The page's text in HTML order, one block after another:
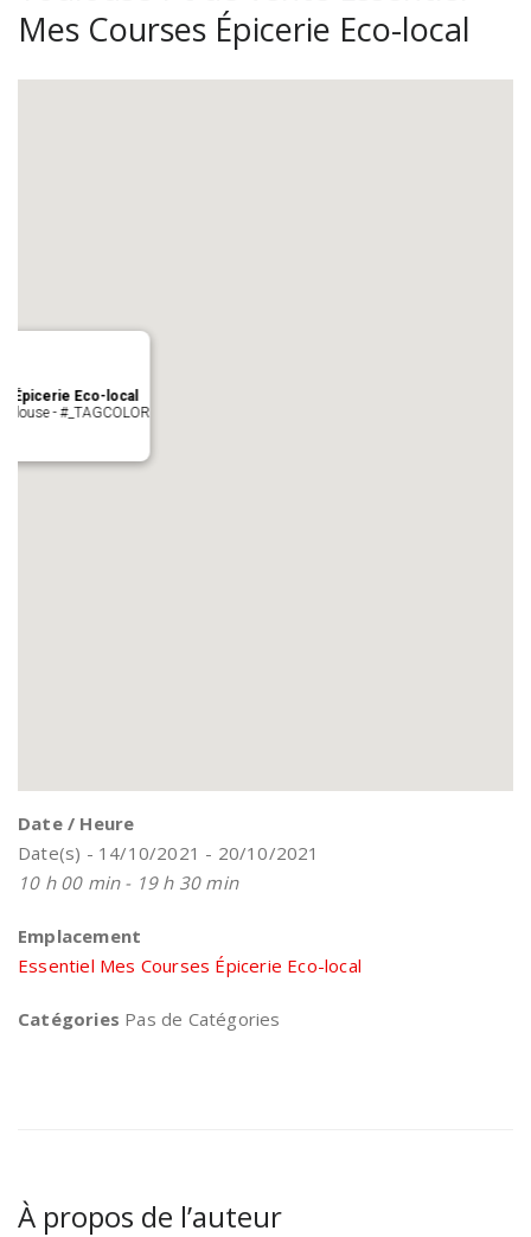
Mes Courses Épicerie Eco-local
Épicerie Eco-local
- #_TAGCOLOR
Date / Heure
Date(s) - 14/10/2021 - 20/10/2021
10 h 00 min - 19 h 30 min
Emplacement
Essentiel Mes Courses Épicerie Eco-local
Catégories Pas de Catégories
À propos de l’auteur